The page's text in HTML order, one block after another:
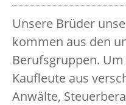
Unsere Brüder
kommen aus den
Berufsgruppen.
Kaufleute aus
Anwälte,